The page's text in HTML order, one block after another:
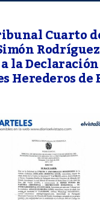
Cuarto
la
Herederos de